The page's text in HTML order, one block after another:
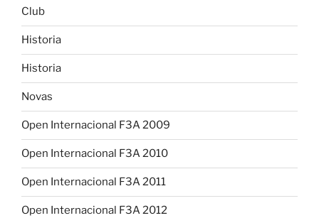
Club
Historia
Historia
Novas
Open Internacional F3A 2009
Open Internacional F3A 2010
Open Internacional F3A 2011
Open Internacional F3A 2012